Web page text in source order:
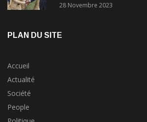
28 Novembre 2023
PLAN DU SITE
Accueil
Actualité
Société
People